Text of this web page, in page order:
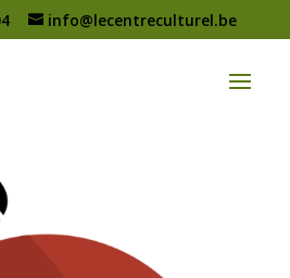
info@lecentreculturel.be